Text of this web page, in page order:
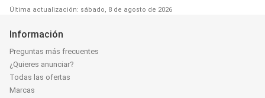
Última actualización: sábado, 8 de agosto de 2026
Información
Preguntas más frecuentes
¿Quieres anunciar?
Todas las ofertas
Marcas